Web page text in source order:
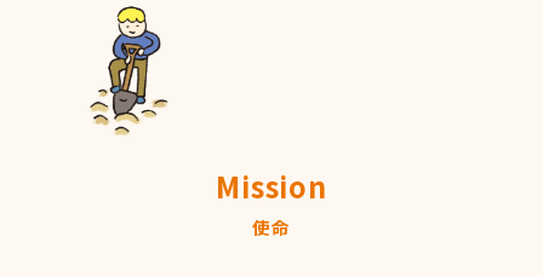
Mission
使命